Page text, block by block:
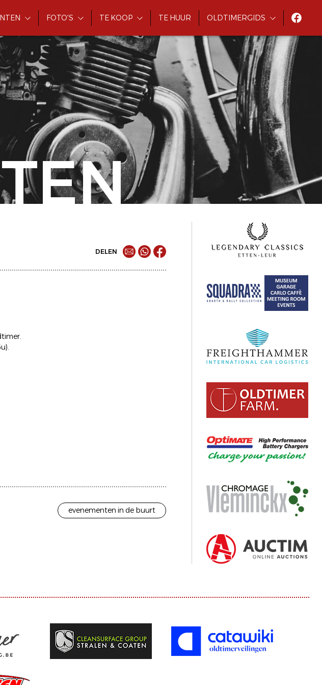
FOTO'S TE KOOP TE HUUR OLDTIMERGIDS
DELEN
evenementen in de buurt